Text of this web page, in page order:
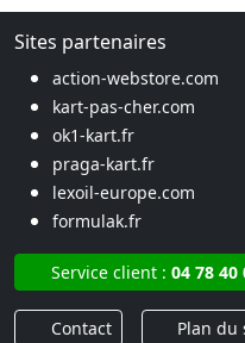
Sites partenaires
action-webstore.com
kart-pas-cher.com
ok1-kart.fr
praga-kart.fr
lexoil-europe.com
formulak.fr
Service client : 04 78 40
Contact Plan du